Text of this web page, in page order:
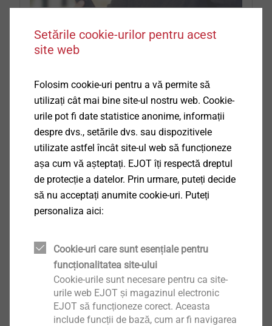
TEC ACADEMY Podcast
afla mai multe despre tendințele și subiectele
actuale din industria construcțiilor și despre
soluțiile de fixare asociate.
Ascultă acum
Setările cookie-urilor pentru acest
site web
Folosim cookie-uri pentru a vă permite să
utilizați cât mai bine site-ul nostru web. Cookie-
urile pot fi date statistice anonime, informații
despre dvs., setările dvs. sau dispozitivele
utilizate astfel încât site-ul web să funcționeze
așa cum vă așteptați. EJOT îți respectă dreptul
de protecție a datelor. Prin urmare, puteți decide
să nu acceptați anumite cookie-uri. Puteți
personaliza aici:
Cookie-uri care sunt esențiale pentru
funcționalitatea site-ului
Cookie-urile sunt necesare pentru ca site-
urile web EJOT și magazinul electronic
EJOT să funcționeze corect. Aceasta
include funcții de bază, cum ar fi navigarea